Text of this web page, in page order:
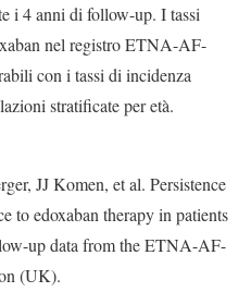
i 4 anni di follow-up. I tassi
nel registro ETNA-AF-
con i tassi di incidenza
stratificate per età.
JJ Komen, et al. Persistence
to edoxaban therapy in patients
up data from the ETNA-AF-
(UK).